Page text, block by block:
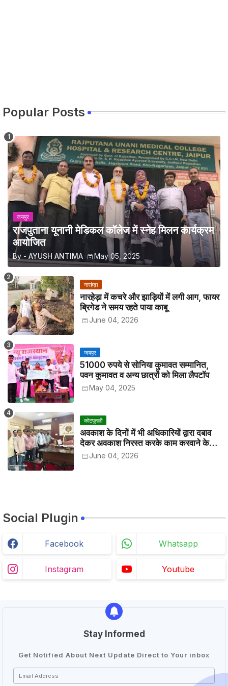
Popular Posts
जयपुर
राजपुताना यूनानी मेडिकल कॉलेज में स्नेह मिलन कार्यक्रम
आयोजित
By - AYUSH ANTIMA May 05, 2025
नारहेड़ा
नारहेड़ा में कचरे और झाड़ियों में लगी आग, फायर
ब्रिगेड ने समय रहते पाया काबू
June 04, 2026
जयपुर
51000 रुपये से सोनिया कुमावत सम्मानित,
पवन कुमावत व अन्य छात्रों को मिला लैपटॉप
May 04, 2025
कोटपूतली
अवकाश के दिनों में भी अधिकारियों द्वारा दबाव
देकर अवकाश निरस्त करके काम करवाने के
विरोध में कर्मचारियों ने जिला कलेक्टर को सीएस
के नाम दिया ज्ञापन
June 04, 2026
Social Plugin
Facebook Whatsapp
Instagram Youtube
Stay Informed
Get Notified About Next Update Direct to Your inbox